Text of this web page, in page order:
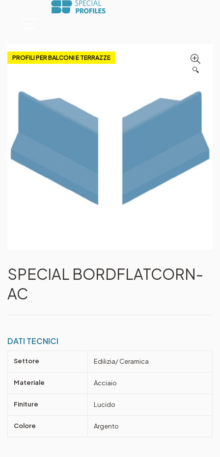
🔍
SPECIAL BORDFLATCORN-
AC
PROFILI PER BALCONI E TERRAZZE
DATI TECNICI
Settore Edilizia/ Ceramica
Materiale Acciaio
Finiture Lucido
Colore Argento